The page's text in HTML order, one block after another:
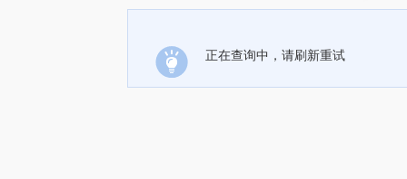
正在查询中，请刷新重试